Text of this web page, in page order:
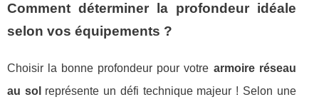
Comment déterminer la profondeur idéale
selon vos équipements ?
Choisir la bonne profondeur pour votre armoire réseau
au sol représente un défi technique majeur ! Selon une